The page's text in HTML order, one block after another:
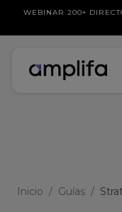
WEBINAR 200+
Inicio / Guías /